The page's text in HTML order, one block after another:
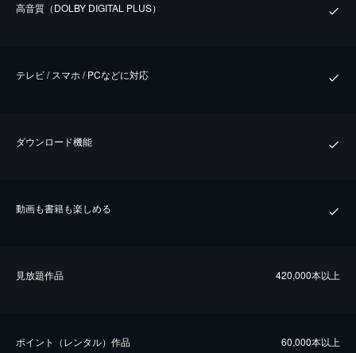
⾼⾳質（DOLBY DIGITAL PLUS）
テレビ / スマホ / PCなどに対応
ダウンロード機能
動画も書籍も楽しめる
⾒放題作品 420,000本以上
ポイント（レンタル）作品 60,000本以上